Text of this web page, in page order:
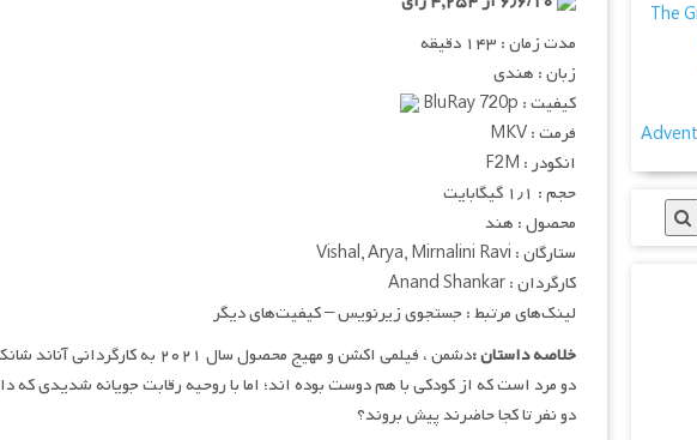
مدت زمان : ۱۴۳ دقیقه
زبان : هندی
کیفیت : BluRay 720p
فرمت : MKV
انکودر : F2M
حجم : ۱٫۱ گیگابایت
محصول : هند
ستارگان : Vishal, Arya, Mirnalini Ravi
کارگردان : Anand Shankar
لینک‌های مرتبط : جستجوی زیرنویس – کیفیت‌های دیگر
خلاصه داستان :
دشمن ، فیلمی اکشن و مهیج محصول
دو مرد است که از کودکی با هم دوست بوده اند؛ اما با روحیه رقابت جویانه شدیدی که
دو نفر تا کجا حاضرند پیش بروند؟